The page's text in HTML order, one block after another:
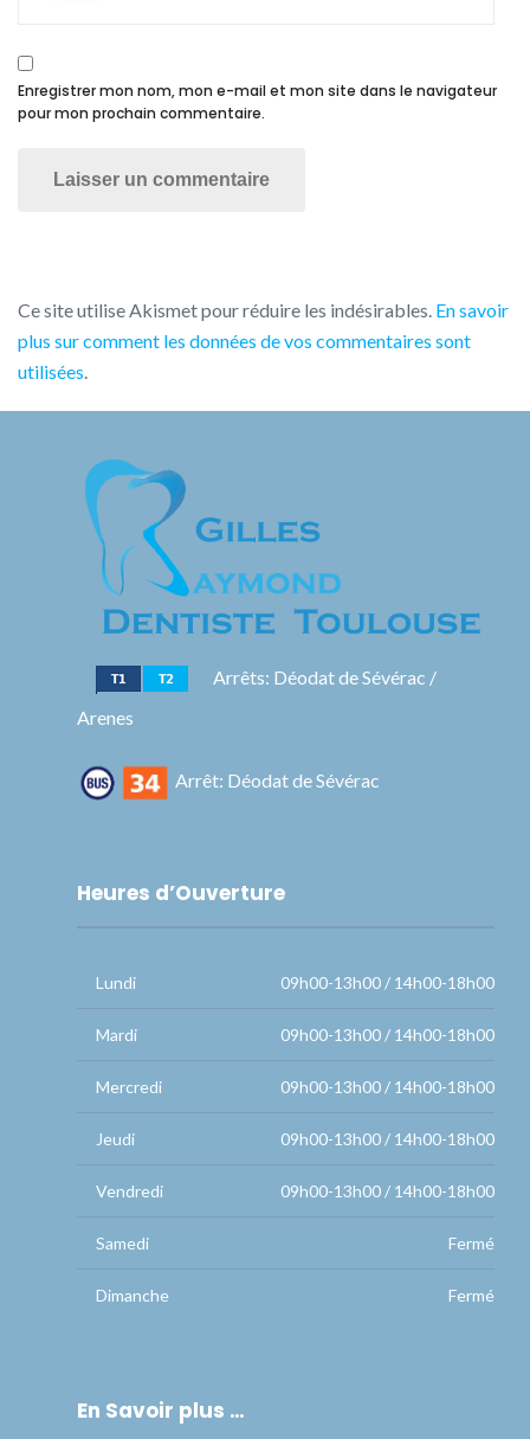
Enregistrer mon nom, mon e-mail et mon site dans le navigateur
pour mon prochain commentaire.
Ce site utilise Akismet pour réduire les indésirables. En savoir
plus sur comment les données de vos commentaires sont
utilisées.
Arrêts: Déodat de Sévérac /
Arenes
Arrêt: Déodat de Sévérac
Heures d’Ouverture
Lundi 09h00-13h00 / 14h00-18h00
Mardi 09h00-13h00 / 14h00-18h00
Mercredi 09h00-13h00 / 14h00-18h00
Jeudi 09h00-13h00 / 14h00-18h00
Vendredi 09h00-13h00 / 14h00-18h00
Samedi Fermé
Dimanche Fermé
En Savoir plus …